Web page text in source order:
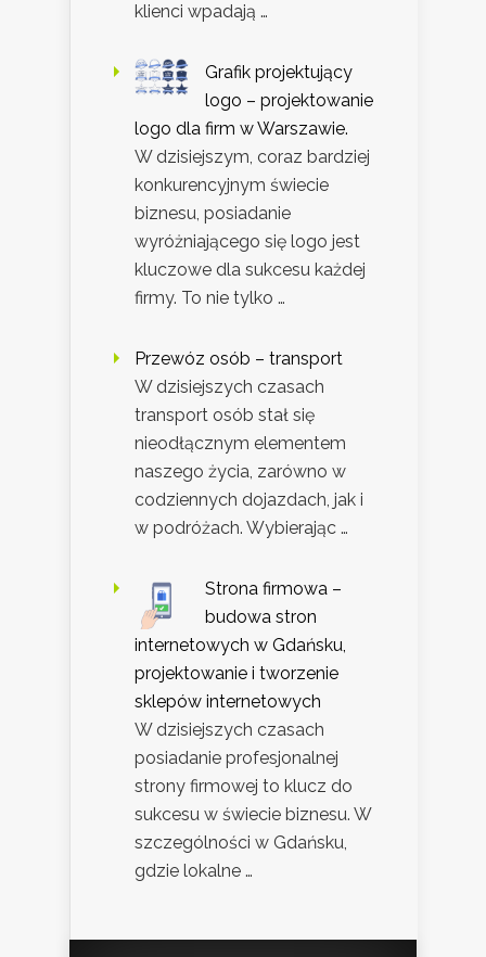
klienci wpadają …
Grafik projektujący
logo – projektowanie
logo dla firm w Warszawie.
W dzisiejszym, coraz bardziej
konkurencyjnym świecie
biznesu, posiadanie
wyróżniającego się logo jest
kluczowe dla sukcesu każdej
firmy. To nie tylko …
Przewóz osób – transport
W dzisiejszych czasach
transport osób stał się
nieodłącznym elementem
naszego życia, zarówno w
codziennych dojazdach, jak i
w podróżach. Wybierając …
Strona firmowa –
budowa stron
internetowych w Gdańsku,
projektowanie i tworzenie
sklepów internetowych
W dzisiejszych czasach
posiadanie profesjonalnej
strony firmowej to klucz do
sukcesu w świecie biznesu. W
szczególności w Gdańsku,
gdzie lokalne …